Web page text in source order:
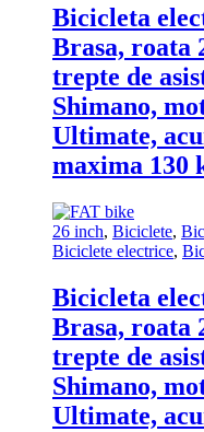
Bicicleta
Brasa, roata
trepte de
Shimano,
Ultimate,
maxima 130
26 inch, Biciclete,
Biciclete electrice,
Bicicleta
Brasa, roata
trepte de
Shimano,
Ultimate,